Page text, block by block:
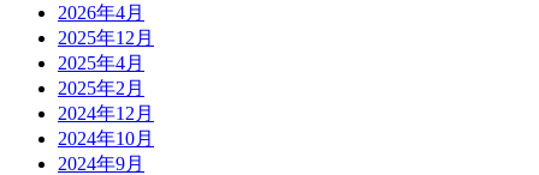
2026年4月
2025年12月
2025年4月
2025年2月
2024年12月
2024年10月
2024年9月